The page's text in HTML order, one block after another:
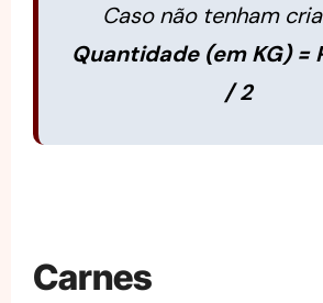
Caso não tenham
Quantidade (em KG) =
/ 2
Carnes